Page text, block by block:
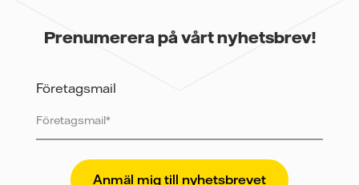
Prenumerera på vårt nyhetsbrev!
Företagsmail
Vattenfall skyddar och respekterar din integritet. För